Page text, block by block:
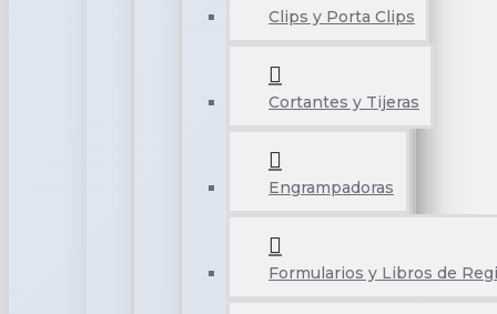
Clips y Porta Clips
Cortantes y Tijeras
Engrampadoras
Formularios y Libros de